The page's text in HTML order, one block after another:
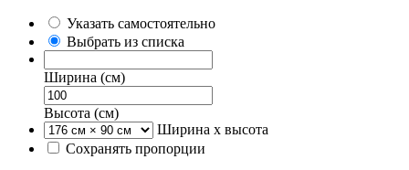
Указать самостоятельно
Выбрать из списка
Ширина (см)
Высота (см)
Ширина х высота
Сохранять пропорции